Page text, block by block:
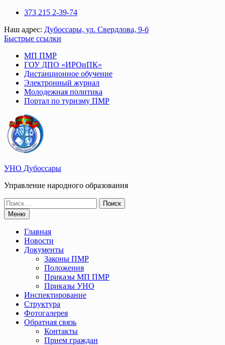
Перейти
содержимому
373 215 2-39-74
Наш адрес: Дубоссары, ул. Свердлова, 9-б
Быстрые ссылки
МП ПМР
ГОУ ДПО «ИРОиПК»
Дистанционное обучение
Электронный журнал
Молодежная политика
Портал по туризму ПМР
УНО Дубоссары
Управление народного образования
Поиск
по:Меню
Главная
Новости
Документы
Законы ПМР
Положения
Приказы МП ПМР
Приказы УНО
Инспектирование
Структура
Фотогалерея
Обратная связь
Контакты
Прием граждан